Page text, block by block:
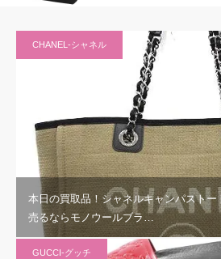
CHANEL-シャネル
本日の買取品！シャネルキャンパスト
売るならモノウールブラ…
GUCCI-グッチ